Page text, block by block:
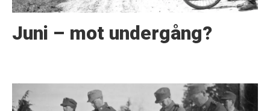
Juni – mot undergång?